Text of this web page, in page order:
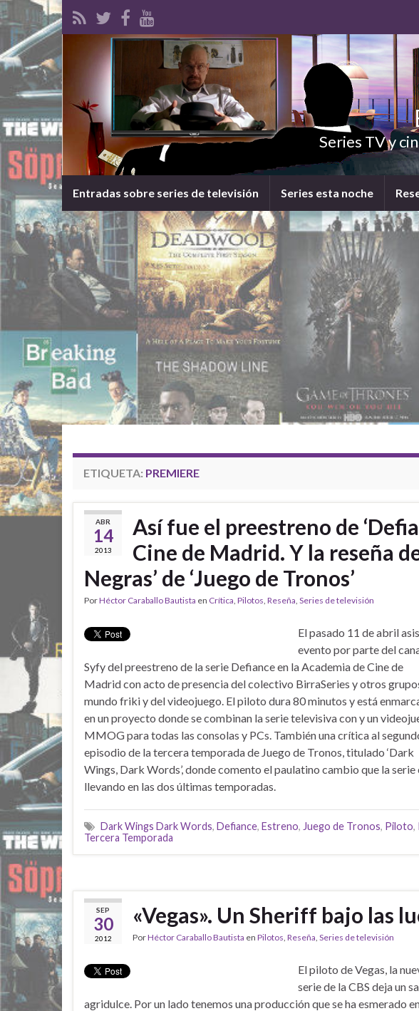
Series TV y
Entradas sobre series de televisión Series esta noche
ETIQUETA: PREMIERE
ABR
14
2013
Así fue el preestreno de
Cine de Madrid. Y la reseña
Negras’ de ‘Juego de Tronos’
PorHéctor Caraballo Bautista en Crítica, Pilotos, Reseña, Series de televisión
El pasado 11 de abril
evento por parte del
Syfy del preestreno de la serie Defiance en la Academia de Cine de
Madrid con acto de presencia del colectivo BirraSeries y otros
mundo friki y del videojuego. El piloto dura 80 minutos y está
en un proyecto donde se combinan la serie televisiva con y un
MMOG para todas las consolas y PCs. También una crítica al
episodio de la tercera temporada de Juego de Tronos, titulado ‘Dark
Wings, Dark Words’, donde comento el paulatino cambio que la serie
llevando en las dos últimas temporadas.
Dark Wings Dark Words, Defiance, Estreno, Juego de Tronos, Piloto,
Tercera Temporada
SEP
30
2012
«Vegas». Un Sheriff bajo las
PorHéctor Caraballo Bautista en Pilotos, Reseña, Series de televisión
El piloto de Vegas, la
serie de la CBS deja un
agridulce. Por un lado tenemos una producción que se ha esmerado